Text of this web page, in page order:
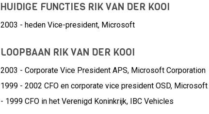
HUIDIGE FUNCTIES RIK VAN DER KOOI
2003 - heden Vice-president, Microsoft
LOOPBAAN RIK VAN DER KOOI
2003 - Corporate Vice President APS, Microsoft Corporation
1999 - 2002 CFO en corporate vice president OSD, Microsoft
- 1999 CFO in het Verenigd Koninkrijk, IBC Vehicles